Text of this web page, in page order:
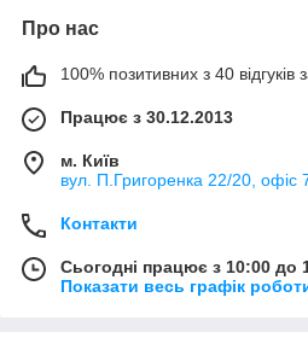
Про нас
100% позитивних з 40 відгуків
Працює з 30.12.2013
м. Київ
вул. П.Григоренка 22/20, офіс
Контакти
Сьогодні працює з 10:00 до
Показати весь графік